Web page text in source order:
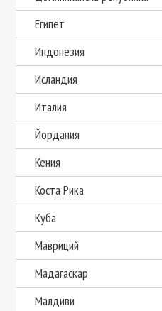
Египет
Индонезия
Исландия
Италия
Йордания
Кения
Коста Рика
Куба
Мавриций
Мадагаскар
Малдиви